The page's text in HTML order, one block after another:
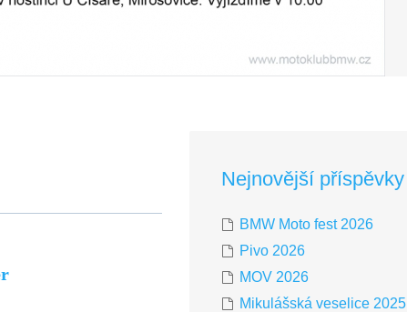
Nejnovější příspěvky
BMW Moto fest 2026
Pivo 2026
MOV 2026
Mikulášská veselice 2025